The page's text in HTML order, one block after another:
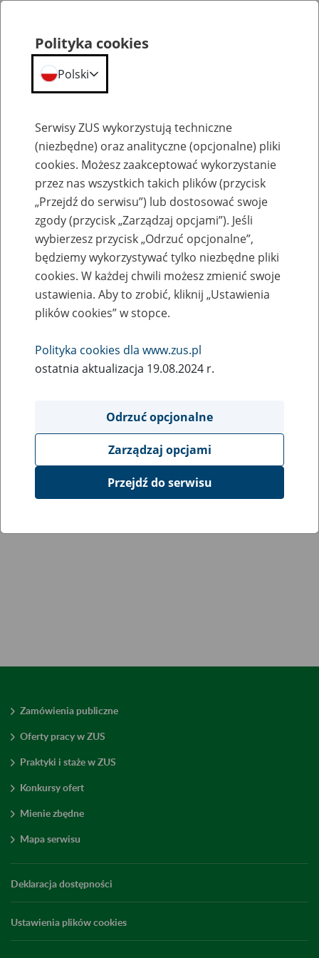
Przepraszamy,
podana strona nie została znaleziona.
Błąd 404
Przejdź do strony głównej
Zamówienia publiczne
Oferty pracy w ZUS
Praktyki i staże w ZUS
Konkursy ofert
Mienie zbędne
Mapa serwisu
Deklaracja dostępności
Ustawienia plików cookies
Polityka cookies
Polski
Serwisy ZUS wykorzystują techniczne
(niezbędne) oraz analityczne (opcjonalne) pliki
cookies. Możesz zaakceptować wykorzystanie
przez nas wszystkich takich plików (przycisk
„Przejdź do serwisu”) lub dostosować swoje
zgody (przycisk „Zarządzaj opcjami”). Jeśli
wybierzesz przycisk „Odrzuć opcjonalne”,
będziemy wykorzystywać tylko niezbędne pliki
cookies. W każdej chwili możesz zmienić swoje
ustawienia. Aby to zrobić, kliknij „Ustawienia
plików cookies” w stopce.
Polityka cookies dla www.zus.pl
ostatnia aktualizacja 19.08.2024 r.
Odrzuć opcjonalne
Zarządzaj opcjami
Przejdź do serwisu